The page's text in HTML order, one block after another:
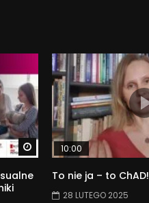
Watch Later
10:00
To nie ja – to ChAD!
28 LUTEGO 2025